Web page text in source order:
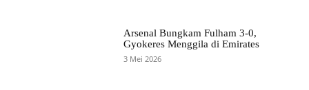
Arsenal Bungkam Fulham 3-0,
Gyokeres Menggila di Emirates
3 Mei 2026